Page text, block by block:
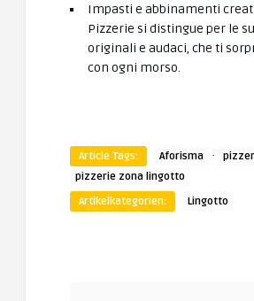
Impasti e abbinamenti
Pizzerie si distingue per le
originali e audaci, che ti
con ogni morso.
Article Tags: Aforisma ·
pizzerie zona lingotto
Artikelkategorien:
Lingotto